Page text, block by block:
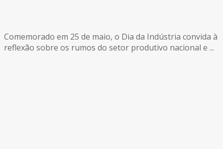
Comemorado em 25 de maio, o Dia da Indústria convida à
reflexão sobre os rumos do setor produtivo nacional e ...